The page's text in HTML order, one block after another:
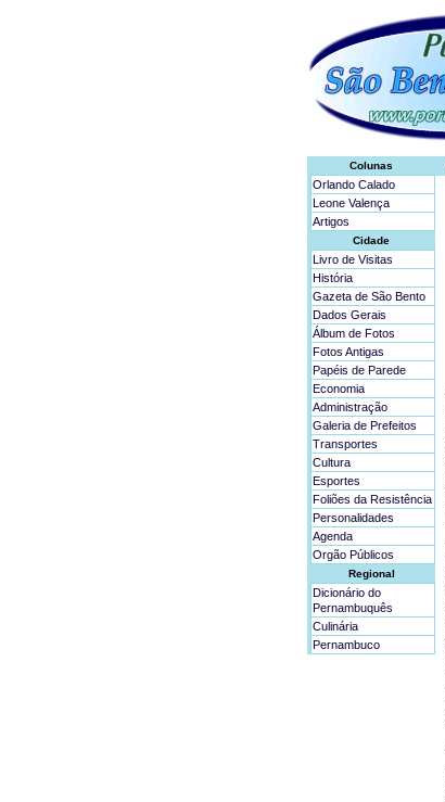
Colunas
Orlando Calado
Leone Valença
Artigos
Cidade
Livro de Visitas
História
Gazeta de São Bento
Dados Gerais
Álbum de Fotos
Fotos Antigas
Papéis de Parede
Economia
Administração
Galeria de Prefeitos
Transportes
Cultura
Esportes
Foliões da Resistência
Personalidades
Agenda
Orgão Públicos
Regional
Dicionário do
Pernambuquês
Culinária
Pernambuco